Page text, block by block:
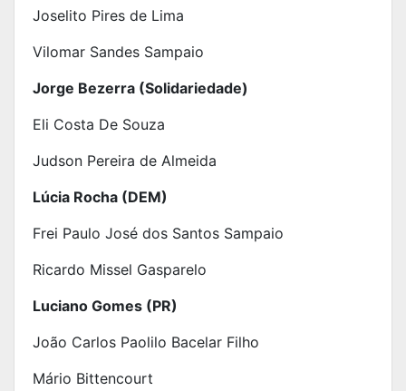
Joselito Pires de Lima
Vilomar Sandes Sampaio
Jorge Bezerra (Solidariedade)
Eli Costa De Souza
Judson Pereira de Almeida
Lúcia Rocha (DEM)
Frei Paulo José dos Santos Sampaio
Ricardo Missel Gasparelo
Luciano Gomes (PR)
João Carlos Paolilo Bacelar Filho
Mário Bittencourt